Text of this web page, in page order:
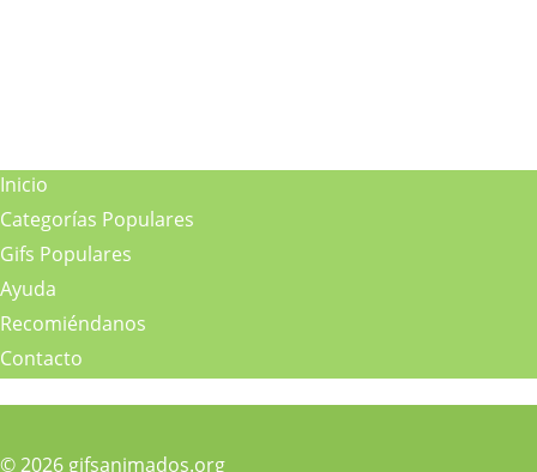
Inicio
Categorías Populares
Gifs Populares
Ayuda
Recomiéndanos
Contacto
© 2026 gifsanimados.org